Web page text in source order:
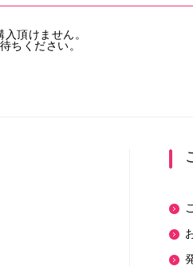
頂けません。
ちください。